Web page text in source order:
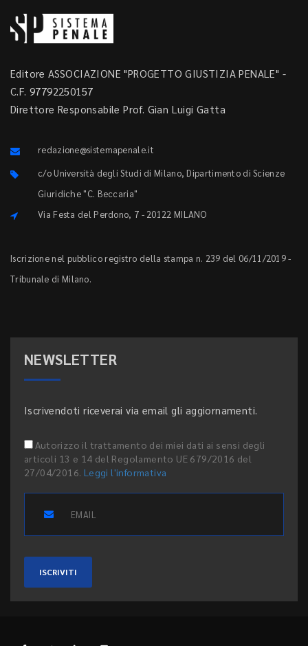
Editore ASSOCIAZIONE "PROGETTO GIUSTIZIA PENALE" -
C.F. 97792250157
Direttore Responsabile Prof. Gian Luigi Gatta
redazione@sistemapenale.it
c/o Università degli Studi di Milano, Dipartimento di Scienze
Giuridiche "C. Beccaria"
Via Festa del Perdono, 7 - 20122 MILANO
Iscrizione nel pubblico registro della stampa n. 239 del 06/11/2019 -
Tribunale di Milano.
NEWSLETTER
Iscrivendoti riceverai via email gli aggiornamenti.
Autorizzo il trattamento dei miei dati ai sensi degli
articoli 13 e 14 del Regolamento UE 679/2016 del
27/04/2016. Leggi l'informativa
ISCRIVITI